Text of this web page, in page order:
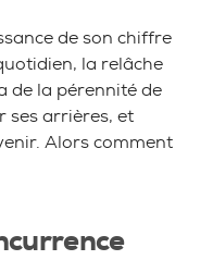
de son chiffre
la relâche
de la pérennité de
ses arrières, et
Alors comment